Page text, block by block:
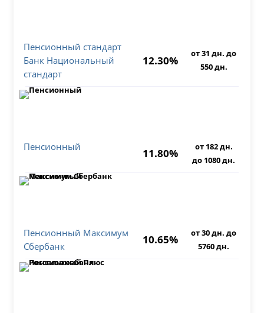
Пенсионный стандарт
Банк Национальный
стандарт
12.30%
от 31 дн. до
550 дн.
Пенсионный
11.80%
от 182 дн.
до 1080 дн.
Пенсионный Максимум
Сбербанк
10.65%
от 30 дн. до
5760 дн.